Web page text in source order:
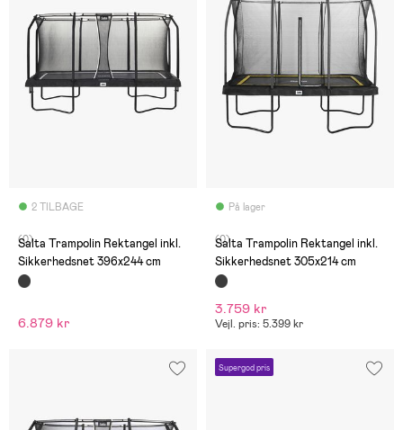
2 TILBAGE
(0)
Salta Trampolin Rektangel inkl.
Sikkerhedsnet 396x244 cm
6.879 kr
På lager
(0)
Salta Trampolin Rektangel inkl.
Sikkerhedsnet 305x214 cm
3.759 kr
Vejl. pris: 5.399 kr
Supergod pris